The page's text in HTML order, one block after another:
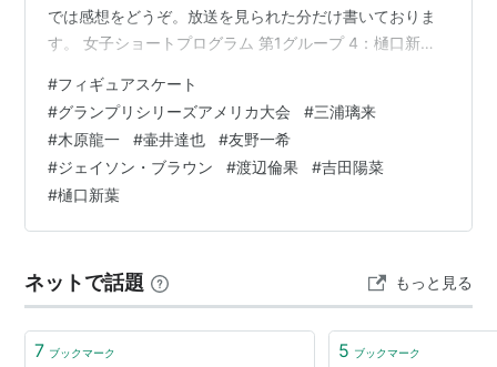
では感想をどうぞ。放送を見られた分だけ書いておりま
す。 女子ショートプログラム 第1グループ 4：樋口新葉
ツにダブルトゥループ。トリプルフリップはステップア
ウト。 曲はマイウェイ、歌に動きが合ってて良い。ラス
トのスピンも情感がある。さすがのレベル4。 第2グルー
プ 7：渡辺倫果 ロクサーヌのタンゴ。トリプルアクセル
きたああああ！！！いいジャンプ！！！加点しっかりつ
いてる！！ルッツのコンビネー…
#フィギュアスケート
#グランプリシリーズアメリカ大会 #三浦璃来
#木原龍一 #壷井達也 #友野一希
#ジェイソン・ブラウン #渡辺倫果 #吉田陽菜
#樋口新葉
ネットで話題 もっと見る
7 ブックマーク 5 ブックマーク